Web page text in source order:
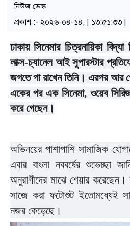
নিউজ ডেস্ক
প্রকাশ :- ২০২৬-০৪-১৪, | ১৩:৫১:৩৩ |
ঢাকায় সিনেমার চিত্রনায়িকা
লাক্স-চ্যানেল আই সুপারস্টার
জগতে পা রাখেন তিনি। এরপর আর
একের পর এক সিনেমা, ওয়েব
করে গেছেন।
অভিনয়ের পাশাপাশি সামাজিক
এবার বাংলা নববর্ষের শুভেচ্ছা
অনুরাগীদের মাঝে শেয়ার করেছেন।
সাজে করা ফটোশুট ইতোমধ্যেই
নজর কেড়েছে।